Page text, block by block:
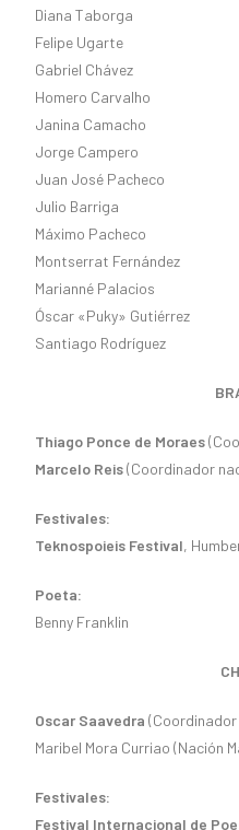
Diana Taborga
Felipe Ugarte
Gabriel Chávez
Homero Carvalho
Janina Camacho
Jorge Campero
Juan José Pacheco
Julio Barriga
Máximo Pacheco
Montserrat Fernández
Marianné Palacios
Óscar «Puky» Gutiérrez
Santiago Rodríguez
Thiago Ponce de Moraes
Marcelo Reis(Coordinador
Festivales:
Teknospoieis Festival,
Poeta:
Benny Franklin
Oscar Saavedra
Maribel Mora Curriao (Nación
Festivales:
Festival Internacional de